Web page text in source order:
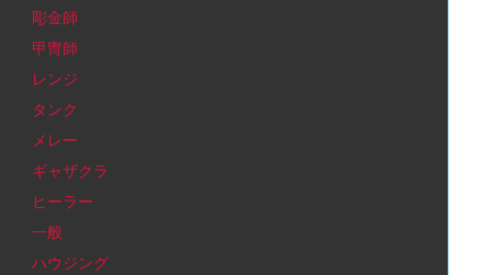
彫金師
甲冑師
レンジ
タンク
メレー
ギャザクラ
ヒーラー
一般
ハウジング